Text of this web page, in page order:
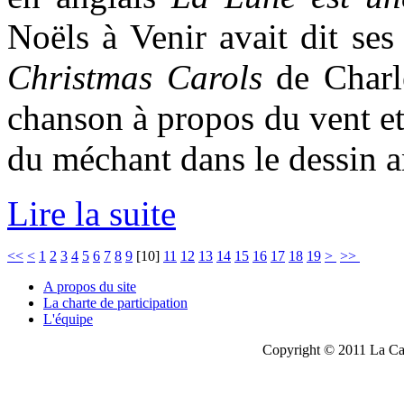
Noëls à Venir avait dit ses
Christmas Carols de
chanson à propos du vent
du méchant dans le dessin
Lire la suite
<< < 1 2 3 4 5 6 7 8 9 [10] 11 12 13 14 15 16 17 18 19 > >>
A propos du site
La charte de participation
L'équipe
Copyright © 2011 La